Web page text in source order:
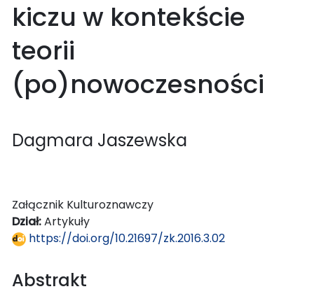
kiczu w kontekście
teorii
(po)nowoczesności
Dagmara Jaszewska
Załącznik Kulturoznawczy
Dział:Artykuły
https://doi.org/10.21697/zk.2016.3.02
Abstrakt